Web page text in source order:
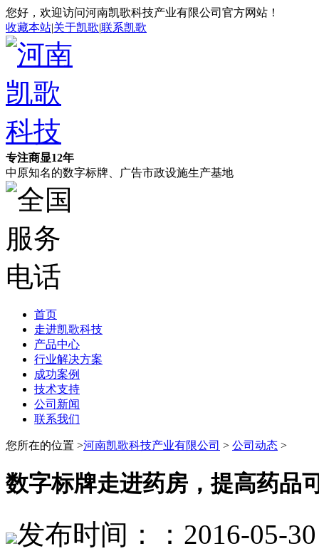
您好，欢迎访问河南凯歌科技产业有限公司官方网站！
收藏本站|关于凯歌|联系凯歌
专注商显12年
中原知名的数字标牌、广告市政设施生产基地
首页
走进凯歌科技
产品中心
行业解决方案
成功案例
技术支持
公司新闻
联系我们
您所在的位置 >河南凯歌科技产业有限公司 > 公司动态 >
数字标牌走进药房，提高药品
发布时间：：2016-05-